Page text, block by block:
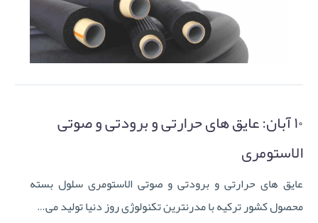
۱۰ آبان:
عایق های حرارتی و برودتی و صوتی
الاستومری
عایق های حرارتی و برودتی و صوتی الاستومری سلول بسته
محصول کشور ترکیه با مدرنترین تکنولوژی روز دنیا تولید می…